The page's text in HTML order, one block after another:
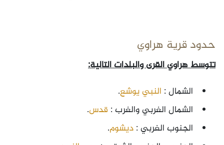
حدود قرية هراوي
تتوسط هراوي القرى والبلدات التالية:
الشمال : النبي يوشع.
الشمال الغربي والغرب : قدس.
الجنوب الغربي : ديشوم.